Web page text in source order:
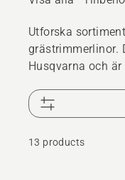
Utforska
grästrimmerlinor.
Husqvarna och
13 products